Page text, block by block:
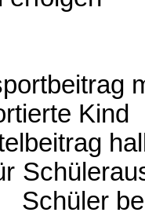
Kind
für
Schüler